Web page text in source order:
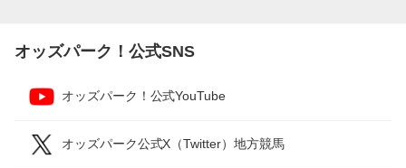
オッズパーク！公式SNS
オッズパーク！公式YouTube
オッズパーク公式X（Twitter）地方競馬